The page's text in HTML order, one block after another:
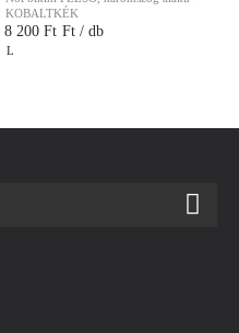
KOBALTKÉK
L
8 200 Ft Ft / db